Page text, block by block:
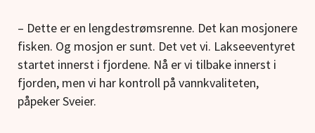
– Dette er en lengdestrømsrenne. Det kan mosjonere
fisken. Og mosjon er sunt. Det vet vi. Lakseeventyret
startet innerst i fjordene. Nå er vi tilbake innerst i
fjorden, men vi har kontroll på vannkvaliteten,
påpeker Sveier.